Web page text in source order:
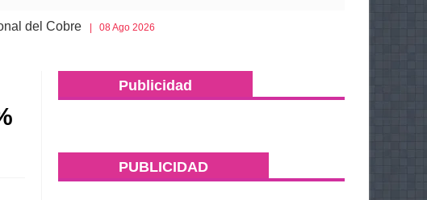
Cobre | 08 Ago 2026 Esto es lo que debes llevar en la cajuela para viajar
Publicidad
PUBLICIDAD